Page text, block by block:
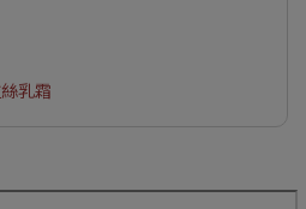
乳霜